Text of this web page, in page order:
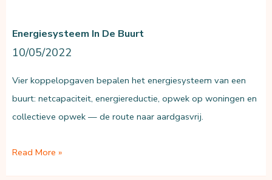
Energiesysteem In De Buurt
10/05/2022
Vier koppelopgaven bepalen het energiesysteem van een
buurt: netcapaciteit, energiereductie, opwek op woningen en
collectieve opwek — de route naar aardgasvrij.
Energiesysteem
Read More »